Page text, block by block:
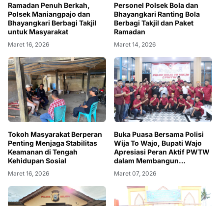
Ramadan Penuh Berkah,
Polsek Maniangpajo dan
Bhayangkari Berbagi Takjil
untuk Masyarakat
Maret 16, 2026
Personel Polsek Bola dan
Bhayangkari Ranting Bola
Berbagi Takjil dan Paket
Ramadan
Maret 14, 2026
Tokoh Masyarakat Berperan
Penting Menjaga Stabilitas
Keamanan di Tengah
Kehidupan Sosial
Maret 16, 2026
Buka Puasa Bersama Polisi
Wija To Wajo, Bupati Wajo
Apresiasi Peran Aktif PWTW
dalam Membangun
Solidaritas Sosial
Maret 07, 2026